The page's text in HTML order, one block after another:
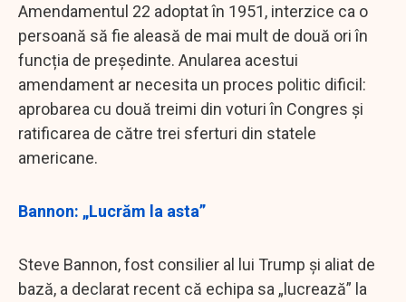
Amendamentul 22 adoptat în 1951, interzice ca o
persoană să fie aleasă de mai mult de două ori în
funcția de președinte. Anularea acestui
amendament ar necesita un proces politic dificil:
aprobarea cu două treimi din voturi în Congres și
ratificarea de către trei sferturi din statele
americane.
Bannon: „Lucrăm la asta”
Steve Bannon, fost consilier al lui Trump și aliat de
bază, a declarat recent că echipa sa „lucrează” la